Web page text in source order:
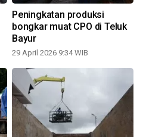
Peningkatan produksi
bongkar muat CPO di Teluk
Bayur
29 April 2026 9:34 WIB